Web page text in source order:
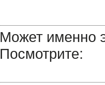
Может именно
Посмотрите: